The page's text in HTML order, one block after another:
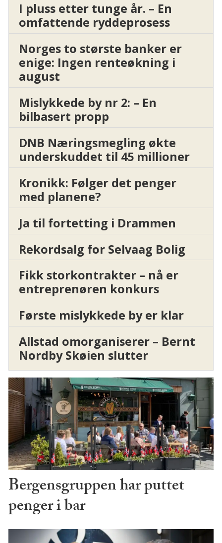
I pluss etter tunge år. – En
omfattende ryddeprosess
Norges to største banker er
enige: Ingen renteøkning i
august
Mislykkede by nr 2: – En
bilbasert propp
DNB Næringsmegling økte
underskuddet til 45 millioner
Kronikk: Følger det penger
med planene?
Ja til fortetting i Drammen
Rekordsalg for Selvaag Bolig
Fikk storkontrakter – nå er
entreprenøren konkurs
Første mislykkede by er klar
Allstad omorganiserer – Bernt
Nordby Skøien slutter
Bergensgruppen har puttet
penger i bar